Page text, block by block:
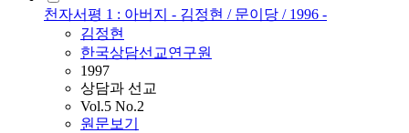
천자서평 1 : 아버지 - 김정현 / 문이당 / 1996 -
김정현
한국상담선교연구원
1997
상담과 선교
Vol.5 No.2
원문보기